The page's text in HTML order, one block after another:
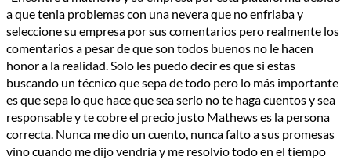
a que tenia problemas con una nevera que no enfriaba y
seleccione su empresa por sus comentarios pero realmente los
comentarios a pesar de que son todos buenos no le hacen
honor a la realidad. Solo les puedo decir es que si estas
buscando un técnico que sepa de todo pero lo más importante
es que sepa lo que hace que sea serio no te haga cuentos y sea
responsable y te cobre el precio justo Mathews es la persona
correcta. Nunca me dio un cuento, nunca falto a sus promesas
vino cuando me dijo vendría y me resolvio todo en el tiempo